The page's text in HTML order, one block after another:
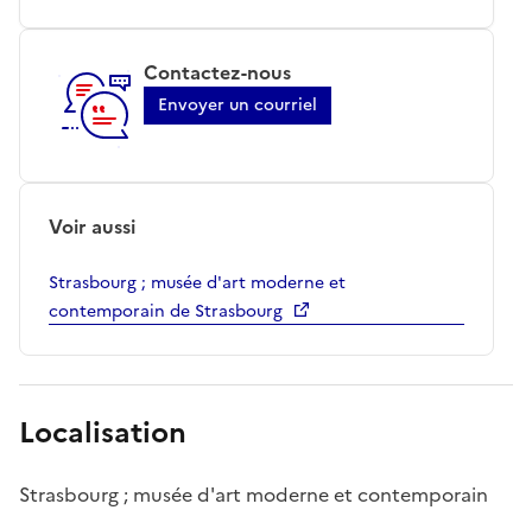
Contactez-nous
Envoyer un courriel
Voir aussi
Strasbourg ; musée d'art moderne et
contemporain de Strasbourg
Localisation
Strasbourg ; musée d'art moderne et contemporain